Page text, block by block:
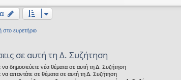
στο ευρετήριο
σε αυτή τη Δ. Συζήτηση
να δημοσιεύετε νέα θέματα σε αυτή τη Δ. Συζήτηση
να απαντάτε σε θέματα σε αυτή τη Δ. Συζήτηση